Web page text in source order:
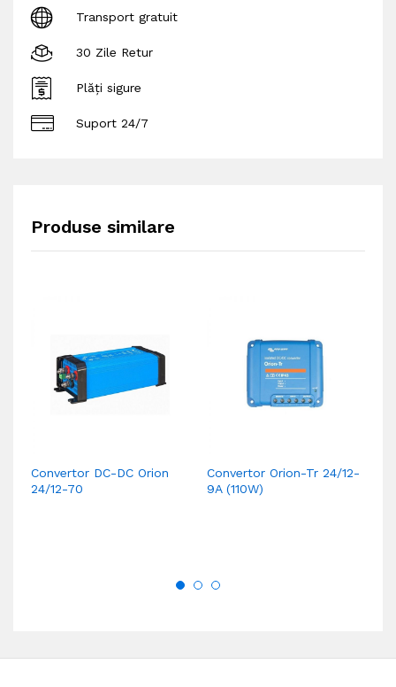
Transport gratuit
30 Zile Retur
Plăți sigure
Suport 24/7
Produse similare
Convertor DC-DC Orion
24/12-70
Convertor Orion-Tr 24/12-
9A (110W)